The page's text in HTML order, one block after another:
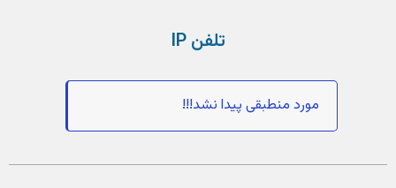
تلفن IP
مورد منطبقی پیدا نشد!!!